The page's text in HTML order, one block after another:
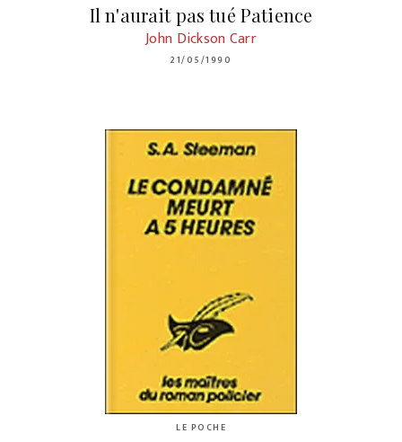
Il n'aurait pas tué Patience
John Dickson Carr
21/05/1990
LE POCHE